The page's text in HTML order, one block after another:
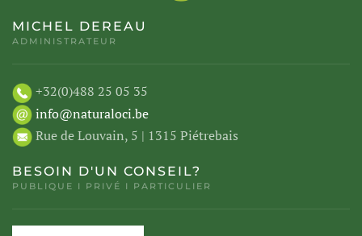
MICHEL DEREAU
ADMINISTRATEUR
+32(0)488 25 05 35
info@naturaloci.be
Rue de Louvain, 5 | 1315 Piétrebais
BESOIN D'UN CONSEIL?
PUBLIQUE I PRIVÉ I PARTICULIER